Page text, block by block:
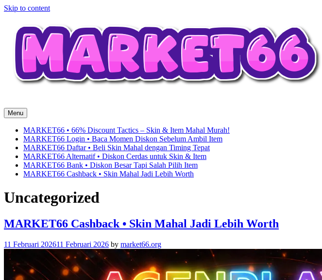
Skip to content
Menu
MARKET66 • 66% Discount Tactics – Skin & Item Mahal Murah!
MARKET66 Login • Baca Momen Diskon Sebelum Ambil Item
MARKET66 Daftar • Beli Skin Mahal dengan Timing Tepat
MARKET66 Alternatif • Diskon Cerdas untuk Skin & Item
MARKET66 Bank • Diskon Besar Tapi Salah Pilih Item
MARKET66 Cashback • Skin Mahal Jadi Lebih Worth
Uncategorized
MARKET66 Cashback • Skin Mahal Jadi Lebih Worth
11 Februari 202611 Februari 2026 by market66.org